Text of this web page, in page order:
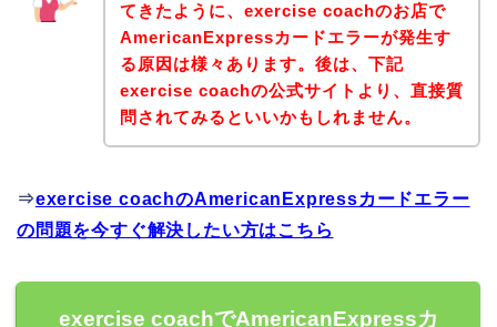
てきたように、exercise coachのお店で
AmericanExpressカードエラーが発生す
る原因は様々あります。後は、下記
exercise coachの公式サイトより、直接質
問されてみるといいかもしれません。
⇒exercise coachのAmericanExpressカードエラー
の問題を今すぐ解決したい方はこちら
exercise coachでAmericanExpressカ